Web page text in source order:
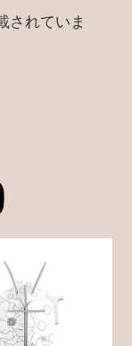
されていま